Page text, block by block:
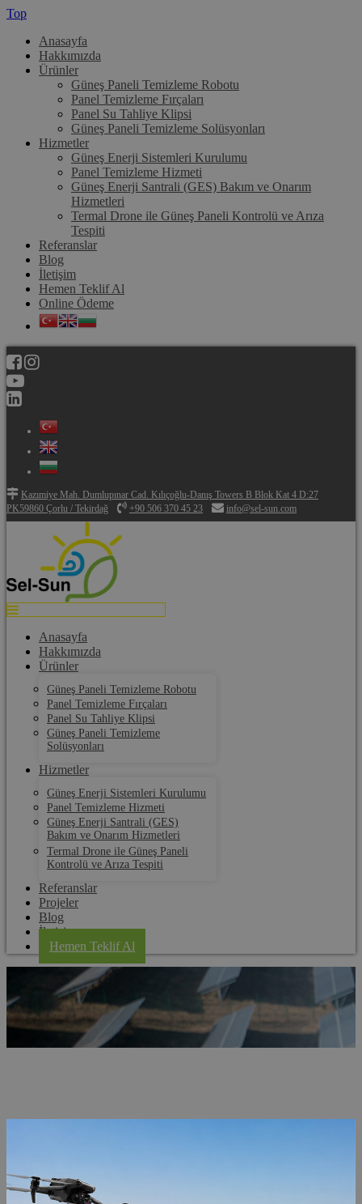
Top
Anasayfa
Hakkımızda
Ürünler
Güneş Paneli Temizleme Robotu
Panel Temizleme Fırçaları
Panel Su Tahliye Klipsi
Güneş Paneli Temizleme Solüsyonları
Hizmetler
Güneş Enerji Sistemleri Kurulumu
Panel Temizleme Hizmeti
Güneş Enerji Santrali (GES) Bakım ve Onarım
Hizmetleri
Termal Drone ile Güneş Paneli Kontrolü ve Arıza
Tespiti
Referanslar
Blog
İletişim
Hemen Teklif Al
Online Ödeme
Kazımiye Mah. Dumlupınar Cad. Kılıçoğlu-Danış Towers B Blok Kat 4 D:27
PK59860 Çorlu / Tekirdağ
+90 506 370 45 23 info@sel-sun.com
Anasayfa
Hakkımızda
Ürünler
Güneş Paneli Temizleme Robotu
Panel Temizleme Fırçaları
Panel Su Tahliye Klipsi
Güneş Paneli Temizleme
Solüsyonları
Hizmetler
Güneş Enerji Sistemleri Kurulumu
Panel Temizleme Hizmeti
Güneş Enerji Santrali (GES)
Bakım ve Onarım Hizmetleri
Termal Drone ile Güneş Paneli
Kontrolü ve Arıza Tespiti
Referanslar
Projeler
Blog
İletişim
Hemen Teklif Al